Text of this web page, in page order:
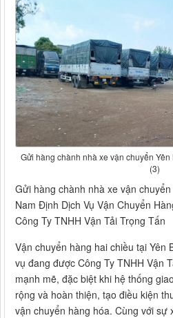
Gửi hàng chành nhà xe vận chuyển
(3)
Gửi hàng chành nhà xe vận
Nam Định Dịch Vụ Vận Chuyển
Công Ty TNHH Vận Tải Trọng Tấn
Vận chuyển hàng hai chiều tại Yên
vụ đang được Công Ty TNHH Vận
mạnh mẽ, đặc biệt khi hệ thống
rộng và hoàn thiện, tạo điều kiện
vận chuyển hàng hóa. Cùng với sự